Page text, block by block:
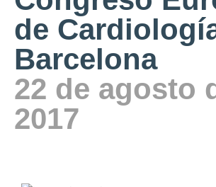
de
Barcelona
22 de agosto
2017